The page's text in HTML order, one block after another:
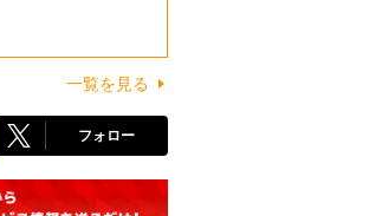
一覧を見る
フォロー